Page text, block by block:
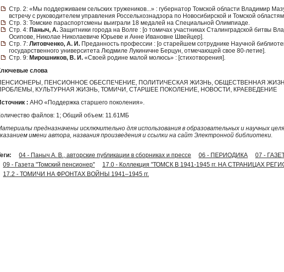
Стр. 2: «Мы поддерживаем сельских тружеников...» : губернатор Томской области Владимир
встречу с руководителем управления Россельхознадзора по Новосибирской и Томской
Стр. 3: Томские параспортсмены выиграли 18 медалей на Специальной Олимпиаде.
Стр. 4: Паныч, А. Защитники города на Волге : [о томичах участниках Сталинградской битвы
Осипове, Николае Николаевиче Юрьеве и Анне Ивановне Швейцер].
Стр. 7: Литовченко, А. И. Преданность профессии : [о старейшем сотруднике Научной
государственного университета Людмиле Лукиничне Берцун, отмечающей свое 80-летие].
Стр. 9: Мирошников, В. И. «Своей родине малой молюсь» : [стихотворения].
слова
ПЕНСИОННОЕ ОБЕСПЕЧЕНИЕ, ПОЛИТИЧЕСКАЯ ЖИЗНЬ, ОБЩЕСТВЕННАЯ
КУЛЬТУРНАЯ ЖИЗНЬ, ТОМИЧИ, СТАРШЕЕ ПОКОЛЕНИЕ, НОВОСТИ, КРАЕВЕДЕНИЕ
: АНО «Поддержка старшего поколения».
файлов: 1; Общий объем: 11.61МБ
предназначены исключительно для использования в образовательных и научных
имени автора, названия произведения и ссылки на сайт Электронной библиотеки.
04 - Паныч А. В., авторские публикации в сборниках и прессе 06 - ПЕРИОДИКА 07 -
09 - Газета "Томский пенсионер"
17.0 - Коллекция "ТОМСК В 1941-1945 гг. НА СТРАНИЦАХ
17.2 - ТОМИЧИ НА ФРОНТАХ ВОЙНЫ 1941–1945 гг.